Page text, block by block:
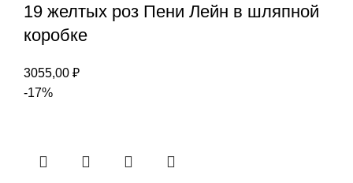
19 желтых роз Пени Лейн в шляпной
коробке
3055,00 ₽
-17%